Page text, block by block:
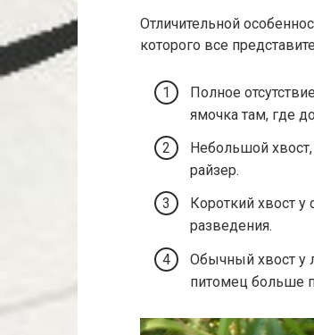
Отличительной
которого все
Полное
ямочка там, где
Небольшой
райзер.
Короткий хвост
разведения.
Обычный хвост у
питомец больше